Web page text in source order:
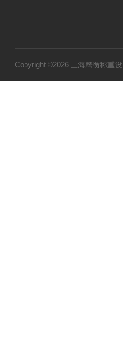
Copyright ©2026 上海鹰衡称重